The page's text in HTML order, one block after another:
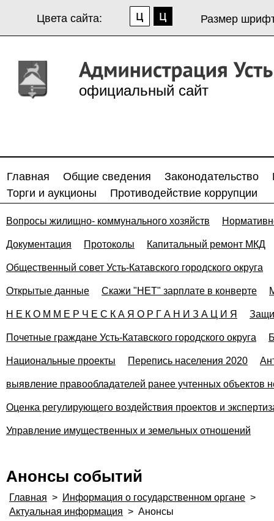
Цвета сайта: Размер
официальный сайт
Главная Общие сведения Законодательство
Торги и аукционы
Противодействие коррупции
Вопросы жилищно- коммунального хозяйств
Документация Протоколы Капитальный ремонт МКД
Общественный совет Усть-Катавского городского округа
Открытые данные Скажи "НЕТ" зарплате в конверте
Н Е К О М М Е Р Ч Е С К А Я О Р Г А Н И З А Ц И Я
Почетные граждане Усть-Катавского городского округа
Национальные проекты Перепись населения 2020
выявление правообладателей ранее учтенных объектов
Оценка регулирующего воздействия проектов и
Управление имущественных и земельных отношений
Анонсы событий
Главная > Информация о государственном органе >
Актуальная информация > Анонсы